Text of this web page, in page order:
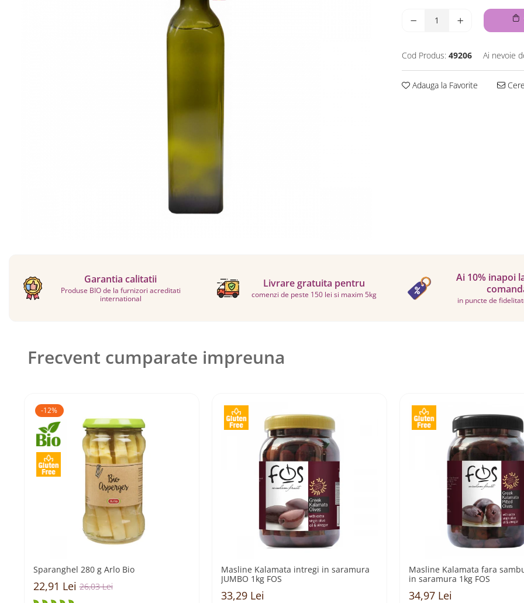
Cod Produs: 49206 Ai nevoie
Adauga la Favorite
Garantia calitatii
Produse BIO de la furnizori acreditati
international
Livrare gratuita pentru
comenzi de peste 150 lei si maxim 5kg
Ai 10% inapoi
in puncte de
Frecvent cumparate impreuna
-12%
Sparanghel 280 g Arlo Bio
26,03 Lei
22,91 Lei
Masline Kalamata intregi in saramura
JUMBO 1kg FOS
33,29 Lei
Masline Kalamata fara
in saramura 1kg FOS
34,97 Lei